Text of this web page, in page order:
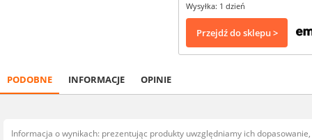
Wysyłka: 1 dzień
Przejdź do sklepu >
PODOBNE INFORMACJE OPINIE
Informacja o wynikach: prezentując produkty uwzględniamy ich